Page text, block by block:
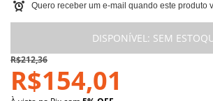
Quero receber um e-mail quando este produto
DISPONÍVEL: SEM
R$212,36
R$154,01